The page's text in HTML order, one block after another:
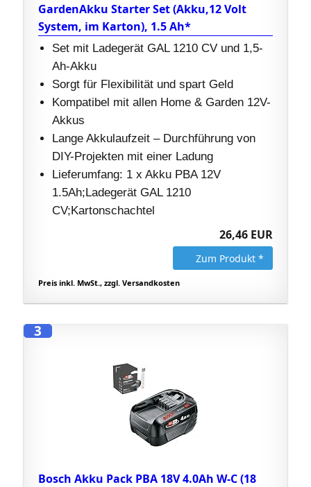
GardenAkku Starter Set (Akku,12 Volt
System, im Karton), 1.5 Ah*
Set mit Ladegerät GAL 1210 CV und 1,5-
Ah-Akku
Sorgt für Flexibilität und spart Geld
Kompatibel mit allen Home & Garden 12V-
Akkus
Lange Akkulaufzeit – Durchführung von
DIY-Projekten mit einer Ladung
Lieferumfang: 1 x Akku PBA 12V
1.5Ah;Ladegerät GAL 1210
CV;Kartonschachtel
26,46 EUR
Zum Produkt *
Preis inkl. MwSt., zzgl. Versandkosten
3
Bosch Akku Pack PBA 18V 4.0Ah W-C (18